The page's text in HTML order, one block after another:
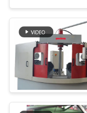
TRETEN
SIE
MIT
UNS
T-